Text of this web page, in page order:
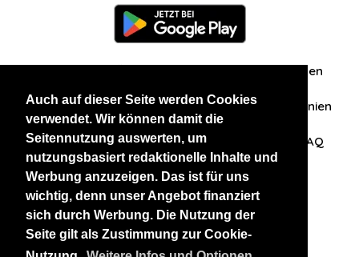
Auch auf dieser Seite werden Cookies
verwendet. Wir können damit die
Seitennutzung auswerten, um
nutzungsbasiert redaktionelle Inhalte und
Werbung anzuzeigen. Das ist für uns
wichtig, denn unser Angebot finanziert
sich durch Werbung. Die Nutzung der
Seite gilt als Zustimmung zur Cookie-
Zuschriften/Erfahrungen
Datenschutzerklärung AGB Datenschutzrichtlinien
Nehmen Sie Kontakt mit uns auf FAQ
Unsere anderen Websites
BlackAndBeauties RussianKisses